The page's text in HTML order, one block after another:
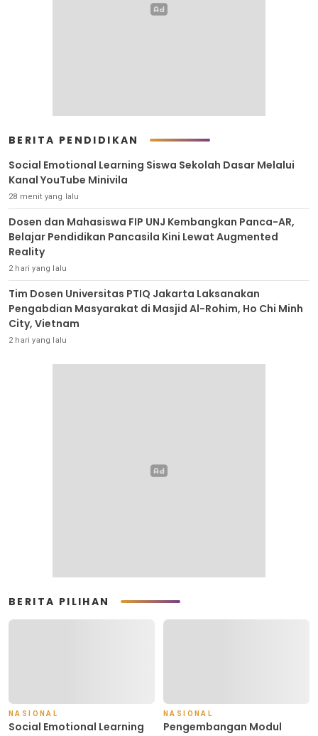
BERITA PENDIDIKAN
Social Emotional Learning Siswa Sekolah Dasar Melalui
Kanal YouTube Minivila
28 menit yang lalu
Dosen dan Mahasiswa FIP UNJ Kembangkan Panca-AR,
Belajar Pendidikan Pancasila Kini Lewat Augmented
Reality
2 hari yang lalu
Tim Dosen Universitas PTIQ Jakarta Laksanakan
Pengabdian Masyarakat di Masjid Al-Rohim, Ho Chi Minh
City, Vietnam
2 hari yang lalu
BERITA PILIHAN
NASIONAL
Social Emotional Learning
NASIONAL
Pengembangan Modul